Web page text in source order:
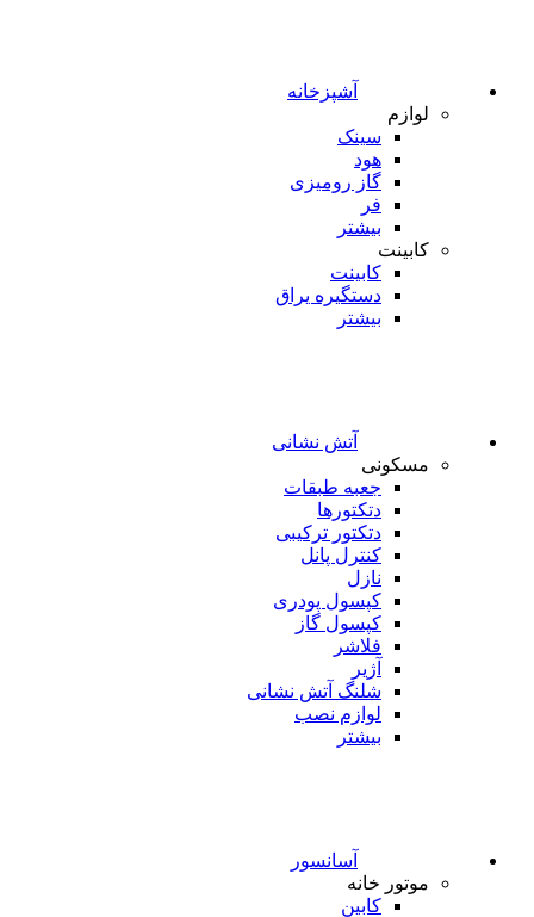
آشپزخانه
لوازم
سینک
هود
گاز رومیزی
فر
بیشتر
کابینت
کابینت
دستگیره یراق
بیشتر
آتش نشانی
مسکونی
جعبه طبقات
دتکتورها
دتکتور ترکیبی
کنترل پانل
نازل
کپسول پودری
کپسول گاز
فلاشر
آژیر
شلنگ آتش نشانی
لوازم نصب
بیشتر
آسانسور
موتور خانه
کابین